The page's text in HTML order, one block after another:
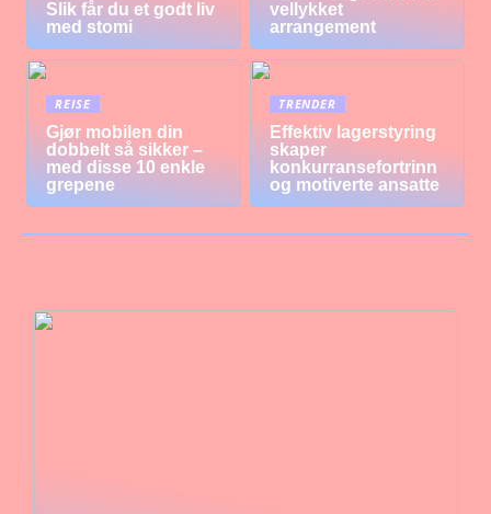
Slik får du et godt liv
med stomi
vellykket
arrangement
REISE
Gjør mobilen din
dobbelt så sikker –
med disse 10 enkle
grepene
TRENDER
Effektiv lagerstyring
skaper
konkurransefortrinn
og motiverte ansatte